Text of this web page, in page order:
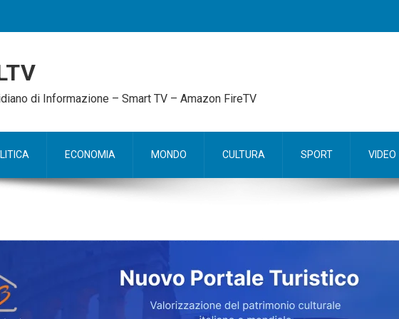
di Informazione – Smart TV – Amazon FireTV
ECONOMIA MONDO CULTURA SPORT VIDEO